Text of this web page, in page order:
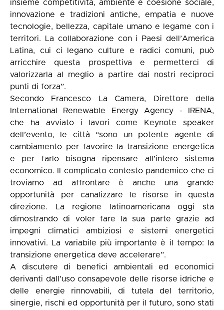
insieme competitività, ambiente e coesione sociale,
innovazione e tradizioni antiche, empatia e nuove
tecnologie, bellezza, capitale umano e legame con i
territori. La collaborazione con i Paesi dell’America
Latina, cui ci legano culture e radici comuni, può
arricchire questa prospettiva e permetterci di
valorizzarla al meglio a partire dai nostri reciproci
punti di forza”.
Secondo Francesco La Camera, Direttore della
International Renewable Energy Agency - IRENA,
che ha avviato i lavori come Keynote speaker
dell’evento, le città “sono un potente agente di
cambiamento per favorire la transizione energetica
e per farlo bisogna ripensare all’intero sistema
economico. Il complicato contesto pandemico che ci
troviamo ad affrontare è anche una grande
opportunità per canalizzare le risorse in questa
direzione. La regione latinoamericana oggi sta
dimostrando di voler fare la sua parte grazie ad
impegni climatici ambiziosi e sistemi energetici
innovativi. La variabile più importante è il tempo: la
transizione energetica deve accelerare”.
A discutere di benefici ambientali ed economici
derivanti dall’uso consapevole delle risorse idriche e
delle energie rinnovabili, di tutela del territorio,
sinergie, rischi ed opportunità per il futuro, sono stati